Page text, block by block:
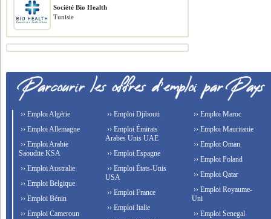
Société Bio Health
Tunisie
›› Emploi Algérie
›› Emploi Allemagne
›› Emploi Arabie
Saoudite KSA
›› Emploi Australie
›› Emploi Belgique
›› Emploi Bénin
›› Emploi Cameroun
›› Emploi Djibouti
›› Emploi Émirats
Arabes Unis UAE
›› Emploi Espagne
›› Emploi États-Unis
USA
›› Emploi France
›› Emploi Italie
›› Emploi Maroc
›› Emploi Mauritanie
›› Emploi Oman
›› Emploi Poland
›› Emploi Qatar
›› Emploi Royaume-
Uni
›› Emploi Senegal